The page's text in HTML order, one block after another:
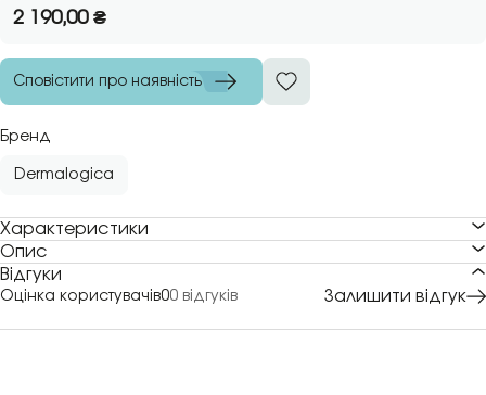
2 190,00₴
Сповістити про наявність
Бренд
Dermalogica
Характеристики
Опис
Відгуки
Оцінка користувачів00 відгуків Залишити відгук